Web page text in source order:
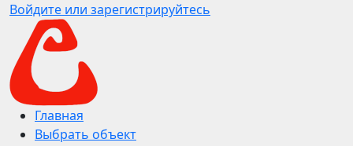
Войдите или зарегистрируйтесь
Главная
Выбрать объект